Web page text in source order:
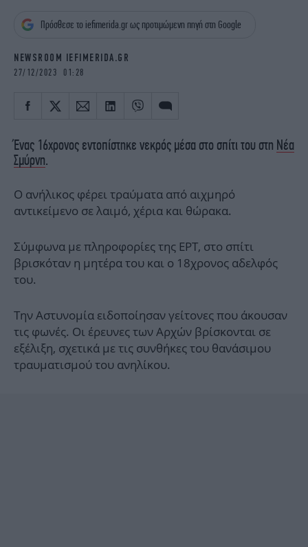
OSCARS
THE OCEAN
Πρόσθεσε το iefimerida.gr ως προτιμώμενη πηγή στη Google
NEWSROOM IEFIMERIDA.GR
27/12/2023 01:28
Ένας 16χρονος εντοπίστηκε νεκρός μέσα στο σπίτι του στη Νέα
Σμύρνη.
Ο ανήλικος φέρει τραύματα από αιχμηρό
αντικείμενο σε λαιμό, χέρια και θώρακα.
Σύμφωνα με πληροφορίες της ΕΡΤ, στο σπίτι
βρισκόταν η μητέρα του και ο 18χρονος αδελφός
του.
Την Αστυνομία ειδοποίησαν γείτονες που άκουσαν
τις φωνές. Οι έρευνες των Αρχών βρίσκονται σε
εξέλιξη, σχετικά με τις συνθήκες του θανάσιμου
τραυματισμού του ανηλίκου.